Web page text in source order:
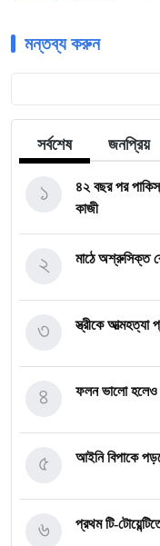
মন্তব্য করুন
সর্বশেষ জনপ্রিয়
৪২ বছর পর
কাজী
১
মাঠে অশ্রুসিক্ত
২
স্ত্রীকে আত্মহত্যা
৩
ফলন ভালো হলেও
৪
আইনি বিপাকে
৫
প্রথম টি-
৬